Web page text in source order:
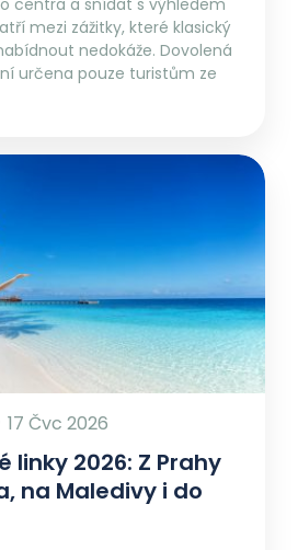
mezi zážitky, které klasický
nedokáže. Dovolená
určena pouze turistům ze
17 Čvc 2026
linky 2026: Z Prahy
na Maledivy i do